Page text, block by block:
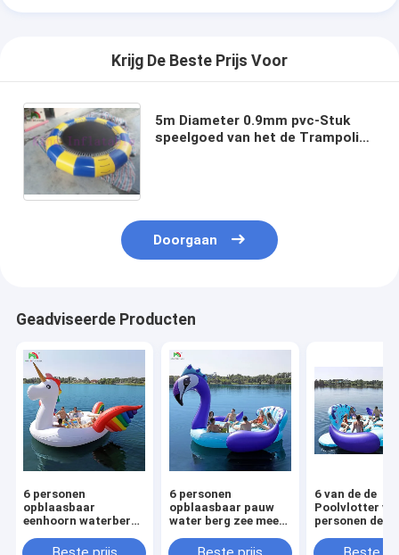
Krijg De Beste Prijs Voor
5m Diameter 0.9mm pvc-Stuk
speelgoed van het de Trampoline
Doorgaan
Geadviseerde Producten
6 personen
opblaasbaar
eenhoorn waterberg
drijvend water
6 personen
opblaasbaar pauw
water berg zee meer
water speelgoed
6 van de de
Poolvlotter
personen de
Reuzepauw